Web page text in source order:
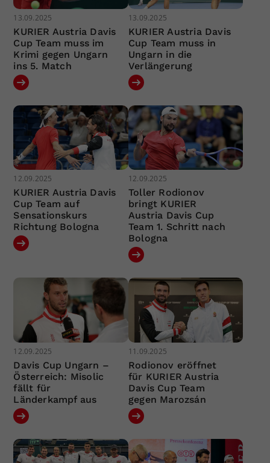
13.09.2025
KURIER Austria Davis
Cup Team muss im
Krimi gegen Ungarn
ins 5. Match
13.09.2025
KURIER Austria Davis
Cup Team muss in
Ungarn in die
Verlängerung
12.09.2025
KURIER Austria Davis
Cup Team auf
Sensationskurs
Richtung Bologna
12.09.2025
Toller Rodionov
bringt KURIER
Austria Davis Cup
Team 1. Schritt nach
Bologna
12.09.2025
Davis Cup Ungarn –
Österreich: Misolic
fällt für
Länderkampf aus
11.09.2025
Rodionov eröffnet
für KURIER Austria
Davis Cup Team
gegen Marozsán